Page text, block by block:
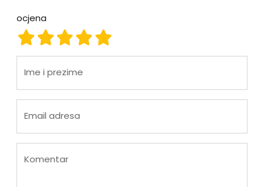
ocjena
ocjena 5
ocjena 4
ocjena 3
ocjena 2
ocjena 1
Ime i prezime
Email adresa
Komentar